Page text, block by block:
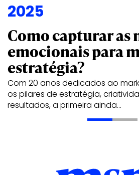
2025
Como capturar as
emocionais para
estratégia?
Com 20 anos dedicados ao
os pilares de estratégia,
resultados, a primeira ainda…